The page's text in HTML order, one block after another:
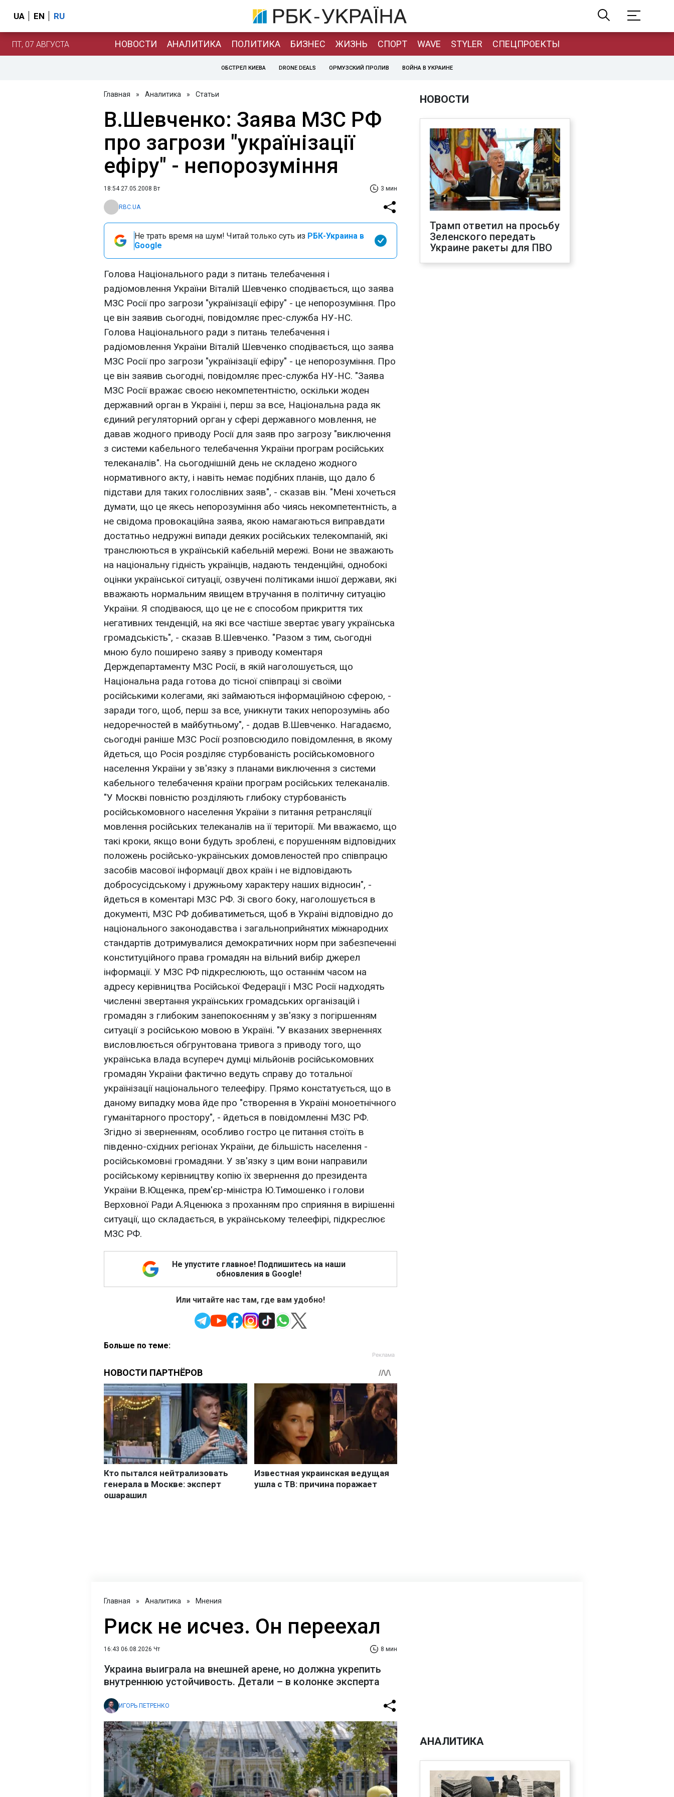
UA EN RU
ПТ, 07 АВГУСТА НОВОСТИ АНАЛИТИКА ПОЛИТИКА БИЗНЕС ЖИЗНЬ СПОРТ WAVE STYLER СПЕЦПРОЕКТЫ
ОБСТРЕЛ КИЕВА DRONE DEALS ОРМУЗСКИЙ ПРОЛИВ ВОЙНА В УКРАИНЕ
Главная » Аналитика » Статьи
В.Шевченко: Заява МЗС РФ
про загрози "українізації
ефіру" - непорозуміння
18:54 27.05.2008 Вт 3 мин
RBC.UA
Не трать время на шум! Читай только суть из РБК-Украина в
Google
Голова Національного ради з питань телебачення і
радіомовлення України Віталій Шевченко сподівається, що заява
МЗС Росії про загрози "українізації ефіру" - це непорозуміння. Про
це він заявив сьогодні, повідомляє прес-служба НУ-НС.
Голова Національного ради з питань телебачення і
радіомовлення України Віталій Шевченко сподівається, що заява
МЗС Росії про загрози "українізації ефіру" - це непорозуміння. Про
це він заявив сьогодні, повідомляє прес-служба НУ-НС. "Заява
МЗС Росії вражає своєю некомпетентністю, оскільки жоден
державний орган в Україні і, перш за все, Національна рада як
єдиний регуляторний орган у сфері державного мовлення, не
давав жодного приводу Росії для заяв про загрозу "виключення
з системи кабельного телебачення України програм російських
телеканалів". На сьогоднішній день не складено жодного
нормативного акту, і навіть немає подібних планів, що дало б
підстави для таких голослівних заяв", - сказав він. "Мені хочеться
думати, що це якесь непорозуміння або чиясь некомпетентність, а
не свідома провокаційна заява, якою намагаються виправдати
достатньо недружні випади деяких російських телекомпаній, які
транслюються в українській кабельній мережі. Вони не зважають
на національну гідність українців, надають тенденційні, однобокі
оцінки української ситуації, озвучені політиками іншої держави, які
вважають нормальним явищем втручання в політичну ситуацію
України. Я сподіваюся, що це не є способом прикриття тих
негативних тенденцій, на які все частіше звертає увагу українська
громадськість", - сказав В.Шевченко. "Разом з тим, сьогодні
мною було поширено заяву з приводу коментаря
Держдепартаменту МЗС Росії, в якій наголошується, що
Національна рада готова до тісної співпраці зі своїми
російськими колегами, які займаються інформаційною сферою, -
заради того, щоб, перш за все, уникнути таких непорозумінь або
недоречностей в майбутньому", - додав В.Шевченко. Нагадаємо,
сьогодні раніше МЗС Росії розповсюдило повідомлення, в якому
йдеться, що Росія розділяє стурбованість російськомовного
населення України у зв'язку з планами виключення з системи
кабельного телебачення країни програм російських телеканалів.
"У Москві повністю розділяють глибоку стурбованість
російськомовного населення України з питання ретрансляції
мовлення російських телеканалів на її території. Ми вважаємо, що
такі кроки, якщо вони будуть зроблені, є порушенням відповідних
положень російсько-українських домовленостей про співпрацю
засобів масової інформації двох країн і не відповідають
добросусідському і дружньому характеру наших відносин", -
йдеться в коментарі МЗС РФ. Зі свого боку, наголошується в
документі, МЗС РФ добиватиметься, щоб в Україні відповідно до
національного законодавства і загальноприйнятих міжнародних
стандартів дотримувалися демократичних норм при забезпеченні
конституційного права громадян на вільний вибір джерел
інформації. У МЗС РФ підкреслюють, що останнім часом на
адресу керівництва Російської Федерації і МЗС Росії надходять
численні звертання українських громадських організацій і
громадян з глибоким занепокоєнням у зв'язку з погіршенням
ситуації з російською мовою в Україні. "У вказаних зверненнях
висловлюється обгрунтована тривога з приводу того, що
українська влада всупереч думці мільйонів російськомовних
громадян України фактично ведуть справу до тотальної
українізації національного телеефіру. Прямо констатується, що в
даному випадку мова йде про "створення в Україні моноетнічного
гуманітарного простору", - йдеться в повідомленні МЗС РФ.
Згідно зі зверненням, особливо гостро це питання стоїть в
південно-східних регіонах України, де більшість населення -
російськомовні громадяни. У зв'язку з цим вони направили
російському керівництву копію їх звернення до президента
України В.Ющенка, прем'єр-міністра Ю.Тимошенко і голови
Верховної Ради А.Яценюка з проханням про сприяння в вирішенні
ситуації, що складається, в українському телеефірі, підкреслює
МЗС РФ.
Не упустите главное! Подпишитесь на наши
обновления в Google!
Или читайте нас там, где вам удобно!
Больше по теме:
НОВОСТИ
Трамп ответил на просьбу
Зеленского передать
Украине ракеты для ПВО
Главная » Аналитика » Мнения
Риск не исчез. Он переехал
16:43 06.08.2026 Чт 8 мин
Украина выиграла на внешней арене, но должна укрепить
внутреннюю устойчивость. Детали – в колонке эксперта
ИГОРЬ ПЕТРЕНКО
АНАЛИТИКА